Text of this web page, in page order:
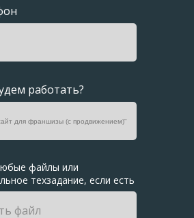
работать?
файлы или
техзадание, если есть
файл